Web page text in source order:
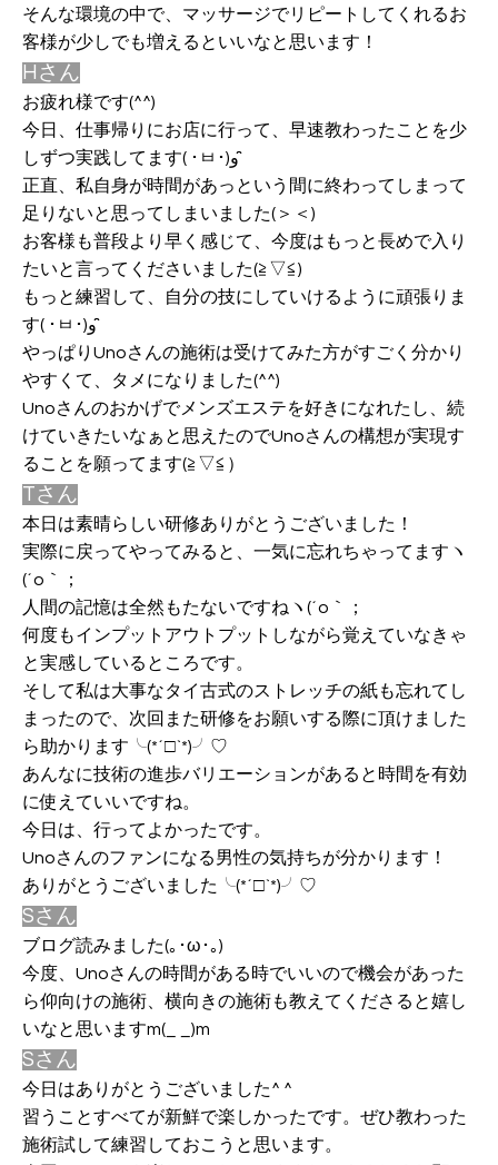
そんな環境の中で、マッサージでリピートしてくれるお
客様が少しでも増えるといいなと思います！
Hさん
お疲れ様です(^^)
今日、仕事帰りにお店に行って、早速教わったことを少
しずつ実践してます( ･ㅂ･)و ̑̑
正直、私自身が時間があっという間に終わってしまって
足りないと思ってしまいました(＞＜)
お客様も普段より早く感じて、今度はもっと長めで入り
たいと言ってくださいました(≧▽≦)
もっと練習して、自分の技にしていけるように頑張りま
す( ･ㅂ･)و ̑̑
やっぱりUnoさんの施術は受けてみた方がすごく分かり
やすくて、タメになりました(^^)
Unoさんのおかげでメンズエステを好きになれたし、続
けていきたいなぁと思えたのでUnoさんの構想が実現す
ることを願ってます(≧▽≦）
Tさん
本日は素晴らしい研修ありがとうございました！
実際に戻ってやってみると、一気に忘れちゃってますヽ
(´o｀；
人間の記憶は全然もたないですねヽ(´o｀；
何度もインプットアウトプットしながら覚えていなきゃ
と実感しているところです。
そして私は大事なタイ古式のストレッチの紙も忘れてし
まったので、次回また研修をお願いする際に頂けました
ら助かります╰(*´□`*)╯♡
あんなに技術の進歩バリエーションがあると時間を有効
に使えていいですね。
今日は、行ってよかったです。
Unoさんのファンになる男性の気持ちが分かります！
ありがとうございました╰(*´□`*)╯♡
Sさん
ブログ読みました(｡･ω･｡)
今度、Unoさんの時間がある時でいいので機会があった
ら仰向けの施術、横向きの施術も教えてくださると嬉し
いなと思いますm(_ _)m
Sさん
今日はありがとうございました^ ^
習うことすべてが新鮮で楽しかったです。ぜひ教わった
施術試して練習しておこうと思います。